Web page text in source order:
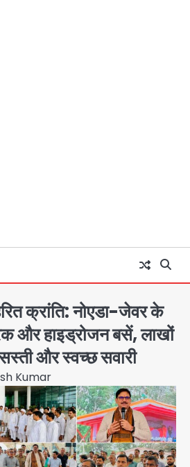
क्रांति: नोएडा-जेवर के
और हाइड्रोजन बसें, लाखों
और स्वच्छ सवारी
Kumar